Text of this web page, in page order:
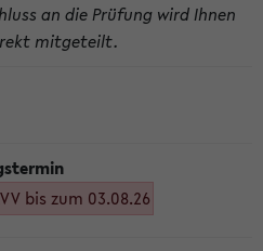
an die Prüfung wird Ihnen
mitgeteilt.
bis zum 03.08.26